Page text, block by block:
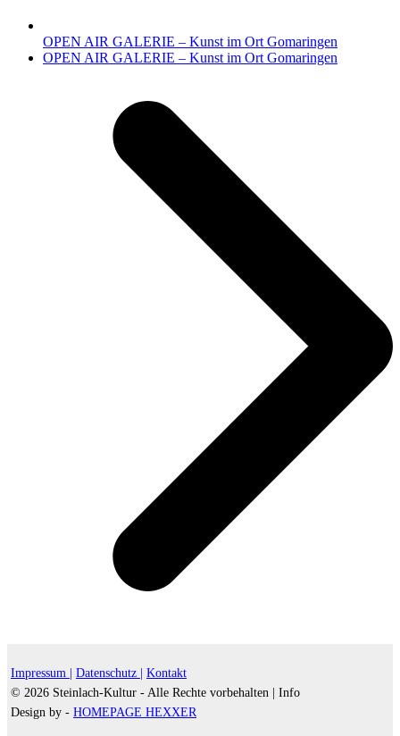
OPEN AIR GALERIE – Kunst im Ort Gomaringen
Nächster
OPEN AIR GALERIE – Kunst im Ort Gomaringen
Impressum | Datenschutz |
Kontakt
© 2026 Steinlach-Kultur - Alle Rechte vorbehalten |
Info
Design by - HOMEPAGE HEXXER